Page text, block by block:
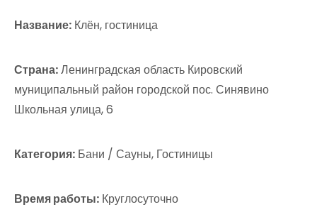
Название: Клён, гостиница
Страна:Ленинградская область Кировский
муниципальный район городской пос. Синявино
Школьная улица, 6
Категория: Бани / Сауны, Гостиницы
Время работы: Круглосуточно